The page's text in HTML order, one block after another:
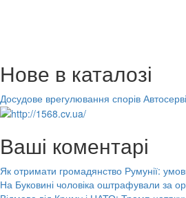
Нове в каталозі
Досудове врегулювання спорів
Ваші коментарі
Як отримати громадянство Румунії:
На Буковині чоловіка оштрафували за